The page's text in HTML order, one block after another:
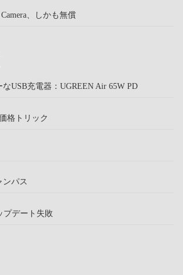
、しかも無償
USB充電器：UGREEN Air 65W PD
格トリック
ンパス
プデート失敗